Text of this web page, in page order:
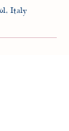
Italy